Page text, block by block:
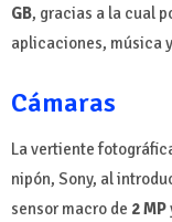
GB, gracias a la cual
aplicaciones, música
Cámaras
La vertiente
nipón, Sony, al
sensor macro de 2 MP